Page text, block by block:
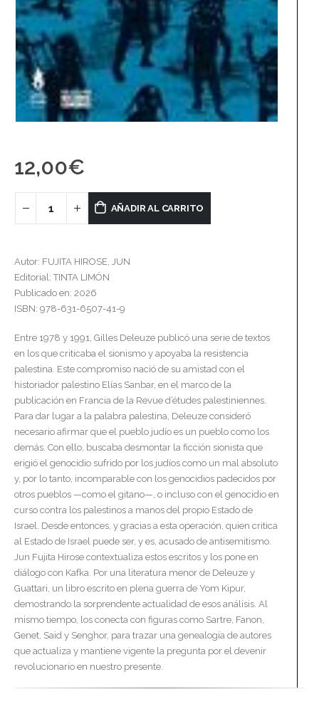
12,00€
AÑADIR AL CARRITO
Autor: FUJITA HIROSE, JUN
Editorial: TINTA LIMÓN
Publicado en: 2026
ISBN: 978-631-6507-41-9
Entre 1978 y 1991, Gilles Deleuze publicó una serie de textos
en los que criticaba el sionismo y apoyaba la resistencia
palestina. Este compromiso nació de su amistad con el
historiador palestino Elías Sanbar, en el marco de la
publicación en Francia de la Revue d’études palestiniennes.
Para dar lugar a la palabra palestina, Deleuze consideró
necesario afirmar que el pueblo judío es un pueblo como los
demás. Con ello, buscaba desmontar la ficción sionista que
erigió el genocidio sufrido por los judíos como un mal absoluto
y, por lo tanto, incomparable con los genocidios padecidos por
otros pueblos —como el gitano—, o incluso con el genocidio en
curso contra los palestinos a manos del propio Estado de
Israel. Desde entonces, y gracias a esta operación, quien critica
al Estado de Israel puede ser, y es, acusado de antisemitismo.
Jun Fujita Hirose contextualiza estos escritos y los pone en
diálogo con Kafka. Por una literatura menor de Deleuze y
Guattari, un libro escrito en plena guerra de Yom Kipur,
demostrando la sorprendente actualidad de esos análisis. Al
mismo tiempo, los conecta con figuras como Sartre, Fanon,
Genet, Said y Senghor, para trazar una genealogía de autores
que actualiza y mantiene vigente la pregunta por el devenir
revolucionario en nuestro presente.